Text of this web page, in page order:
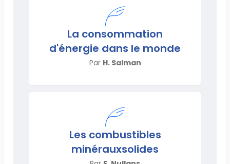
La consommation
d'énergie dans le monde
Par H. Salman
Les combustibles
minérauxsolides